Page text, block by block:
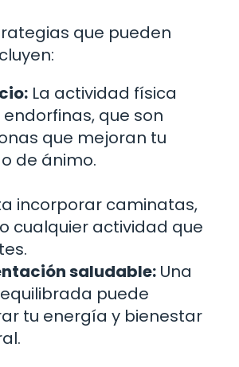
que pueden
La actividad física
que son
que mejoran tu
de ánimo.
incorporar caminatas,
cualquier actividad que
saludable: Una
puede
tu energía y bienestar